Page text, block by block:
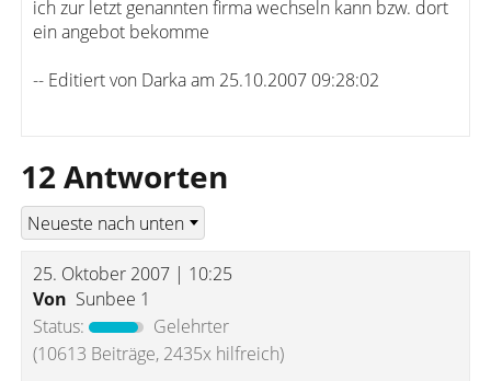
ich zur letzt genannten firma wechseln kann bzw. dort
ein angebot bekomme
-- Editiert von Darka am 25.10.2007 09:28:02
12 Antworten
25. Oktober 2007 | 10:25
Von Sunbee 1
Status:
Gelehrter
(10613 Beiträge, 2435x hilfreich)